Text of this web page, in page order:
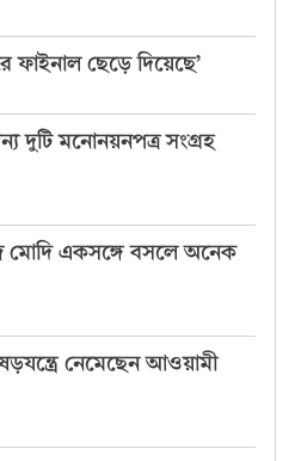
ফাইনাল ছেড়ে দিয়েছে’
দুটি মনোনয়নপত্র সংগ্রহ
মোদি একসঙ্গে বসলে অনেক
নেমেছেন আওয়ামী